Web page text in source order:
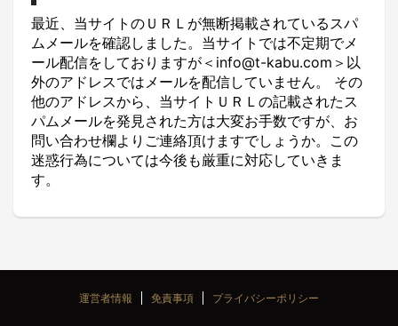
最近、当サイトのＵＲＬが無断掲載されているスパ
ムメールを確認しました。当サイトでは不定期でメ
ール配信をしておりますが＜info@t-kabu.com＞以
外のアドレスではメールを配信していません。 その
他のアドレスから、当サイトＵＲＬの記載されたス
パムメールを発見された方は大変お手数ですが、お
問い合わせ欄よりご連絡頂けますでしょうか。この
迷惑行為については今後も厳重に対応していきま
す。
運営者情報 免責事項 プライバシーポリシー